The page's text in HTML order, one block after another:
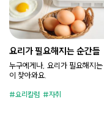
요리가 필요해지는 순간들
누구에게나, 요리가 필요해지
이 찾아와요.
요리칼럼 자취